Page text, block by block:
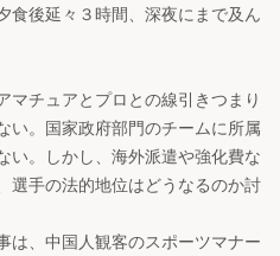
食後延々３時間、深夜にまで及ん
チュアとプロとの線引きつまり
い。国家政府部門のチームに所属
い。しかし、海外派遣や強化費な
選手の法的地位はどうなるのか討
、中国人観客のスポーツマナー